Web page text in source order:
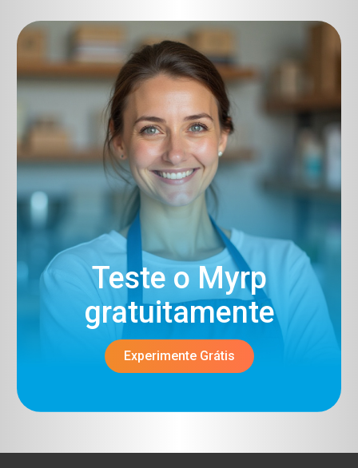
Teste o Myrp
gratuitamente​
Experimente Grátis